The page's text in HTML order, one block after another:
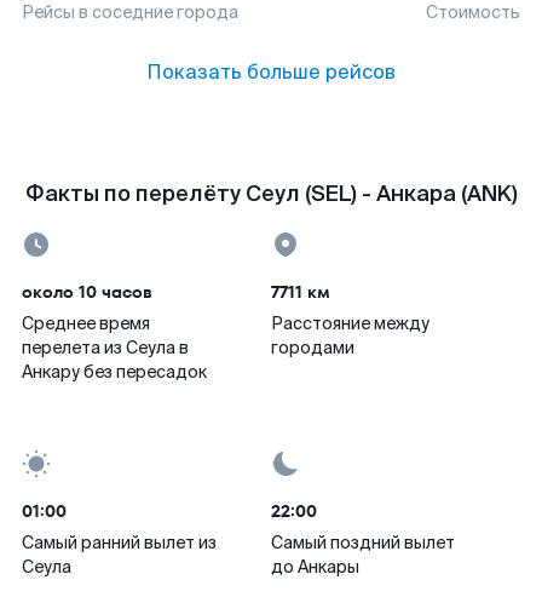
Рейсы в соседние города Стоимость
Показать больше рейсов
Факты по перелёту Сеул (SEL) - Анкара (ANK)
около 10 часов
Среднее время
перелета из Сеула в
Анкару без пересадок
7711 км
Расстояние между
городами
01:00
Самый ранний вылет из
Сеула
22:00
Самый поздний вылет
до Анкары